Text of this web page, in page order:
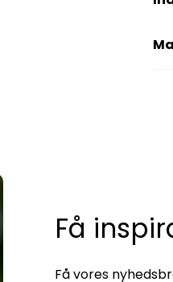
Få
Få vores